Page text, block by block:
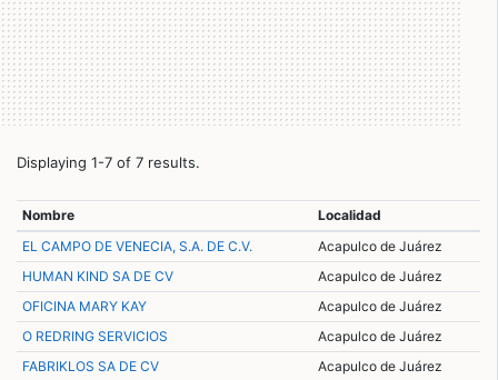
Displaying 1-7 of 7 results.
Nombre
Localidad
EL CAMPO DE VENECIA, S.A. DE C.V.
Acapulco de Juárez
HUMAN KIND SA DE CV
Acapulco de Juárez
OFICINA MARY KAY
Acapulco de Juárez
O REDRING SERVICIOS
Acapulco de Juárez
FABRIKLOS SA DE CV
Acapulco de Juárez